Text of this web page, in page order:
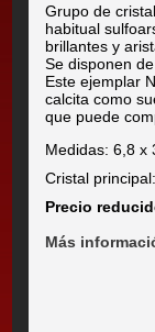
Grupo de
habitual
brillantes y
Se disponen
Este ejemplar
calcita como
que puede
Medidas: 6,8 x
Cristal
Precio
Más